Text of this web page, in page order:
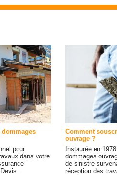
pour
dans votre
Comment
ouvrage ?
Instaurée en
dommages
de sinistre
réception des